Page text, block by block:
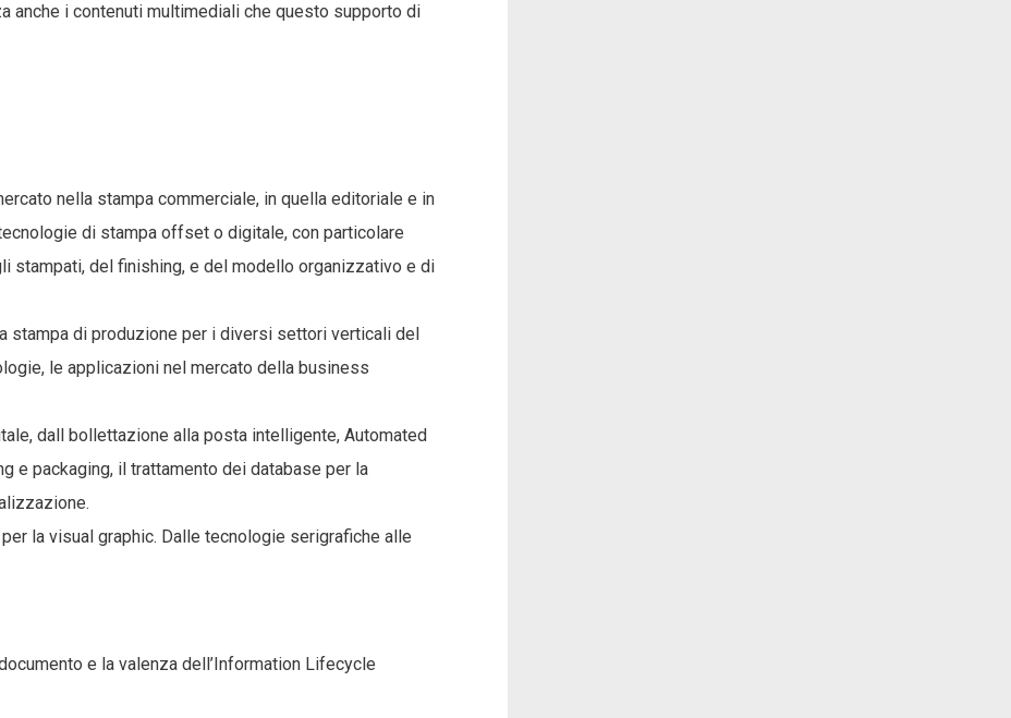
anche i contenuti multimediali che questo supporto di
nella stampa commerciale, in quella editoriale e in
di stampa offset o digitale, con particolare
stampati, del finishing, e del modello organizzativo e di
stampa di produzione per i diversi settori verticali del
le applicazioni nel mercato della business
dall bollettazione alla posta intelligente, Automated
e packaging, il trattamento dei database per la
la visual graphic. Dalle tecnologie serigrafiche alle
e la valenza dell’Information Lifecycle